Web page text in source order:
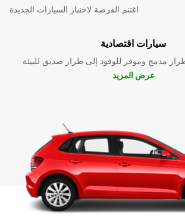
اغتنم الفرصة لاختبار السيارات الجديدة
سيارات اقتصادية
مدمج وموفر للوقود إلى طراز صديق للبيئة
عرض المزيد